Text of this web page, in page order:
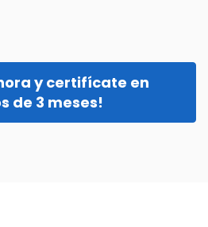
y certifícate en
de 3 meses!